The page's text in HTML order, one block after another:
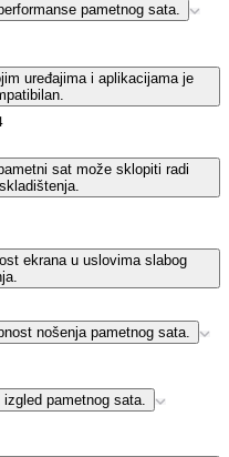
pametnog sata.
uređajima i aplikacijama je
sat može sklopiti radi
ekrana u uslovima slabog
nošenja pametnog sata.
pametnog sata.